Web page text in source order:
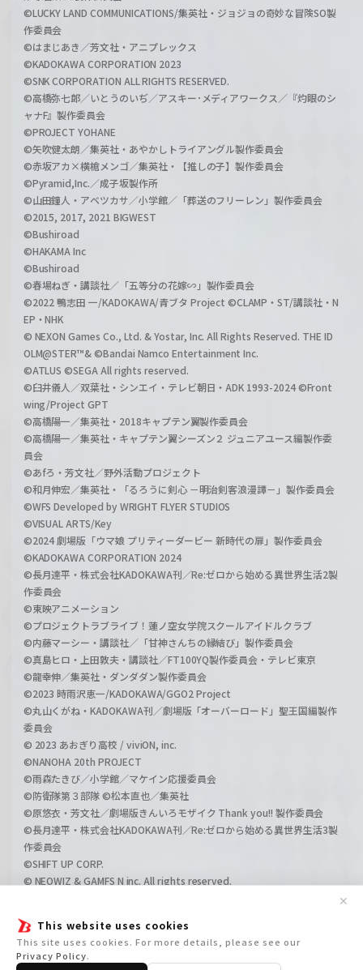
This website uses cookies
This site uses cookies. For more details, please see our
Privacy Policy.
✕
©LUCKY LAND COMMUNICATIONS/集英社・ジョジョの奇妙な冒険SO製
作委員会
©はまじあき／芳文社・アニプレックス
©KADOKAWA CORPORATION 2023
©SNK CORPORATION ALL RIGHTS RESERVED.
©高橋弥七郎／いとうのいぢ／アスキー･メディアワークス／『灼眼のシ
ャナF』製作委員会
©PROJECT YOHANE
©矢吹健太朗／集英社・あやかしトライアングル製作委員会
©赤坂アカ×横槍メンゴ／集英社・【推しの子】製作委員会
©Pyramid,Inc.／成子坂製作所
©山田鐘人・アベツカサ／小学館／「葬送のフリーレン」製作委員会
©2015, 2017, 2021 BIGWEST
©Bushiroad
©HAKAMA Inc
©Bushiroad
©春場ねぎ・講談社／「五等分の花嫁∽」製作委員会
©2022 鴨志田 一/KADOKAWA/青ブタ Project ©CLAMP・ST/講談社・N
EP・NHK
© NEXON Games Co., Ltd. & Yostar, Inc. All Rights Reserved. THE ID
OLM@STER™& ©Bandai Namco Entertainment Inc.
©ATLUS ©SEGA All rights reserved.
©臼井儀人／双葉社・シンエイ・テレビ朝日・ADK 1993-2024 ©Front
wing/Project GPT
©高橋陽一／集英社・2018キャプテン翼製作委員会
©高橋陽一／集英社・キャプテン翼シーズン２ ジュニアユース編製作委
員会
©あfろ・芳文社／野外活動プロジェクト
©和月伸宏／集英社・「るろうに剣心 －明治剣客浪漫譚－」製作委員会
©WFS Developed by WRIGHT FLYER STUDIOS
©VISUAL ARTS/Key
©2024 劇場版「ウマ娘 プリティーダービー 新時代の扉」製作委員会
©KADOKAWA CORPORATION 2024
©長月達平・株式会社KADOKAWA刊／Re:ゼロから始める異世界生活2製
作委員会
©東映アニメーション
©プロジェクトラブライブ！蓮ノ空女学院スクールアイドルクラブ
©内藤マーシー・講談社／「甘神さんちの縁結び」製作委員会
©真島ヒロ・上田敦夫・講談社／FT100YQ製作委員会・テレビ東京
©龍幸伸／集英社・ダンダダン製作委員会
©2023 時雨沢恵一/KADOKAWA/GGO2 Project
©丸山くがね・KADOKAWA刊／劇場版「オーバーロード」聖王国編製作
委員会
© 2023 あおぎり高校 / viviON, inc.
©NANOHA 20th PROJECT
©雨森たきび／小学館／マケイン応援委員会
©防衛隊第３部隊 ©松本直也／集英社
©原悠衣・芳文社／劇場版きんいろモザイク Thank you!! 製作委員会
©長月達平・株式会社KADOKAWA刊／Re:ゼロから始める異世界生活3製
作委員会
©SHIFT UP CORP.
© NEOWIZ & GAMFS N inc. All rights reserved.
©GIRLS und PANZER Film Projekt
©GIRLS und PANZER Finale Projekt